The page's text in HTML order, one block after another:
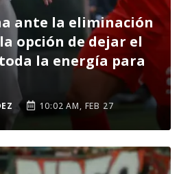
ante la eliminación
opción de dejar el
la energía para
10:02 AM, FEB 27